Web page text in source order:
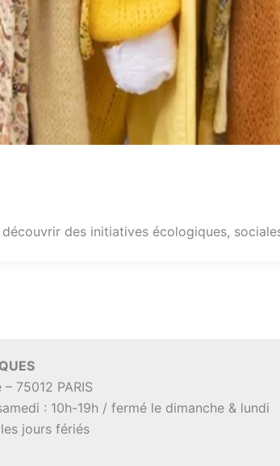
des initiatives écologiques,
75012 PARIS
: 10h-19h / fermé le dimanche & lundi
jours fériés